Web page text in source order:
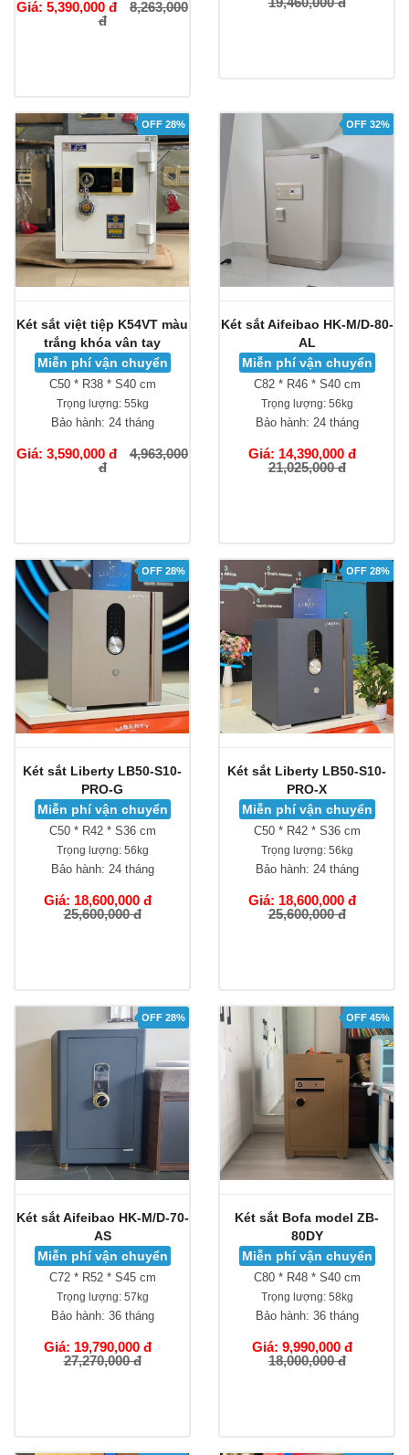
Giá: 5,390,000 đ
8,263,000
đ
OFF 28%
Két sắt việt tiệp K54VT màu
trắng khóa vân tay
Miễn phí vận chuyển
C50 * R38 * S40 cm
Trọng lượng:55kg
Bảo hành: 24 tháng
Giá: 3,590,000 đ
4,963,000
đ
OFF 32%
Két sắt Aifeibao HK-M/D-80-
AL
Miễn phí vận chuyển
C82 * R46 * S40 cm
Trọng lượng:56kg
Bảo hành: 24 tháng
Giá: 14,390,000 đ
21,025,000 đ
OFF 28%
Két sắt Liberty LB50-S10-
PRO-G
Miễn phí vận chuyển
C50 * R42 * S36 cm
Trọng lượng:56kg
Bảo hành: 24 tháng
Giá: 18,600,000 đ
25,600,000 đ
OFF 28%
Két sắt Liberty LB50-S10-
PRO-X
Miễn phí vận chuyển
C50 * R42 * S36 cm
Trọng lượng:56kg
Bảo hành: 24 tháng
Giá: 18,600,000 đ
25,600,000 đ
OFF 28%
Két sắt Aifeibao HK-M/D-70-
AS
Miễn phí vận chuyển
C72 * R52 * S45 cm
Trọng lượng:57kg
Bảo hành: 36 tháng
Giá: 19,790,000 đ
27,270,000 đ
OFF 45%
Két sắt Bofa model ZB-
80DY
Miễn phí vận chuyển
C80 * R48 * S40 cm
Trọng lượng:58kg
Bảo hành: 36 tháng
Giá: 9,990,000 đ
18,000,000 đ